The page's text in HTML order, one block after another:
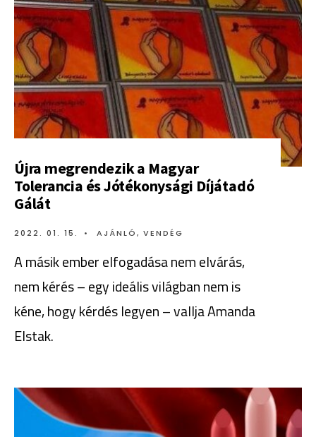
Újra megrendezik a Magyar
Tolerancia és Jótékonysági Díjátadó
Gálát
2022. 01. 15. • AJÁNLÓ, VENDÉG
A másik ember elfogadása nem elvárás,
nem kérés – egy ideális világban nem is
kéne, hogy kérdés legyen – vallja Amanda
Elstak.